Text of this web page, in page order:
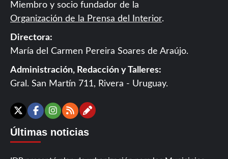
Miembro y socio fundador de la
Organización de la Prensa del Interior.
Directora:
María del Carmen Pereira Soares de Araújo.
Administración, Redacción y Talleres:
Gral. San Martín 711, Rivera - Uruguay.
X Facebook
Instagram
RSSContáctanos
Últimas noticias